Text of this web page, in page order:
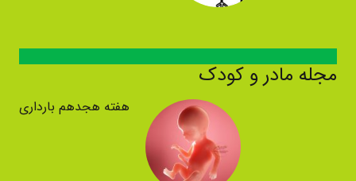
مجله مادر و کودک
هفته هجدهم بارداری